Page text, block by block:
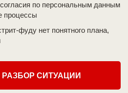
по персональным данным
процессы
фуду нет понятного плана,
РАЗБОР СИТУАЦИИ